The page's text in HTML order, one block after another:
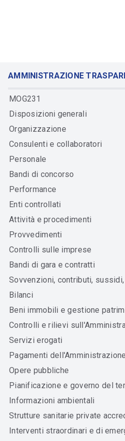
AMMINISTRAZIONE
MOG231
Disposizioni generali
Organizzazione
Consulenti e collaboratori
Personale
Bandi di concorso
Performance
Enti controllati
Attività e procedimenti
Provvedimenti
Controlli sulle imprese
Bandi di gara e contratti
Sovvenzioni, contributi,
Bilanci
Beni immobili e gestione
Controlli e rilievi
Servizi erogati
Pagamenti dell'Amministrazione
Opere pubbliche
Pianificazione e governo del
Informazioni ambientali
Strutture sanitarie private
Interventi straordinari e di